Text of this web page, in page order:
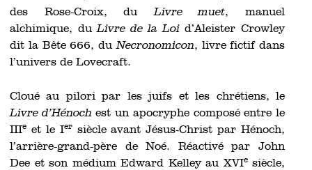
des Rose-Croix, duLivre muet, manuel
alchimique, duLivre de la Loid’Aleister Crowley
dit la Bête 666, duNecronomicon, livre fictif dans
l’univers de Lovecraft.
Cloué au pilori par les juifs et les chrétiens, le
Livre d’Hénoch est un apocryphe composé entre le
IIIe et le Iersiècle avant Jésus-Christ par Hénoch,
l’arrière-grand-père de Noé. Réactivé par John
Dee et son médium Edward Kelley au XVIesiècle,